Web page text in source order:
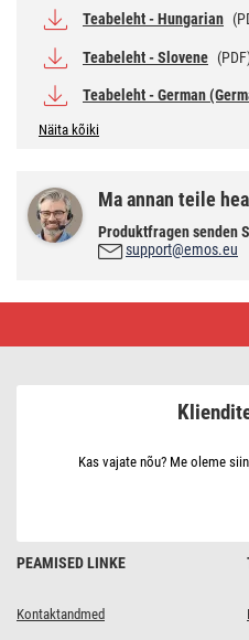
Teabeleht - Hungarian
Teabeleht - Slovene
Teabeleht - German
Näita kõiki
Ma annan teile
Produktfragen senden
support@emos.eu
neutraalne
valge
PEAMISED LINKE
Kontaktandmed
Kas vajate nõu? Me oleme